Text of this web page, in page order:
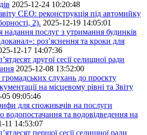
2025-12-24 10:20:48
СЕО: реконструкція під автомийку
2). 2025-12-19 14:05:01
послуг з утримання будинків
роз’яснення та кроки для
12-17 14:07:36
другої сесії селищної ради
2025-12-08 13:52:00
слухань до проєкту
на місцевому рівні та Звіту
05 09:05:46
для споживачів на послуги
водопостачання та водовідведення на
11 14:53:07
першої сесії селищної ради